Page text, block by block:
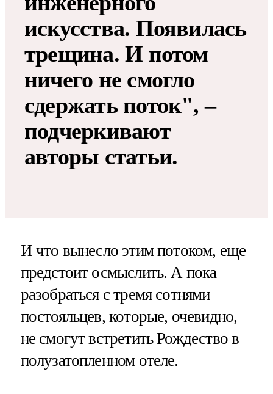
искусства. Появилась
трещина. И потом
ничего не смогло
сдержать поток", –
подчеркивают
авторы статьи.
И что вынесло этим потоком, еще
предстоит осмыслить. А пока
разобраться с тремя сотнями
постояльцев, которые, очевидно,
не смогут встретить Рождество в
полузатопленном отеле.